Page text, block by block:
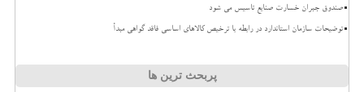
صندوق جبران خسارت صنایع تاسیس می شود
توضیحات سازمان استاندارد در رابطه با ترخیص کالاهای اساسی فاقد گواهی مبدأ
پربحث ترین ها